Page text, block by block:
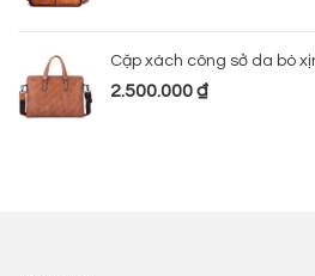
Cặp xách công sở da bò
2.500.000₫